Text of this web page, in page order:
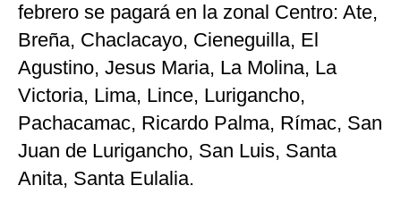
febrero se pagará en la zonal Centro: Ate,
Breña, Chaclacayo, Cieneguilla, El
Agustino, Jesus Maria, La Molina, La
Victoria, Lima, Lince, Lurigancho,
Pachacamac, Ricardo Palma, Rímac, San
Juan de Lurigancho, San Luis, Santa
Anita, Santa Eulalia.